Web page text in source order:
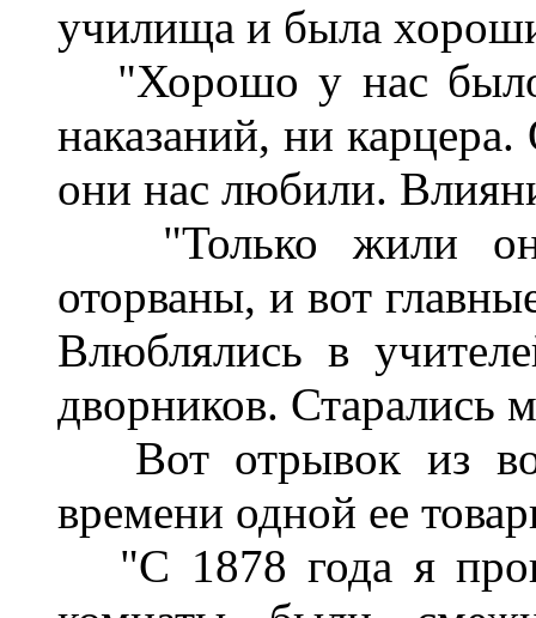
училища и была
"Хорошо у нас
наказаний, ни
они нас любили.
"Только жили
оторваны, и вот
Влюблялись в
дворников. Старались
Вот отрывок из
времени одной ее
"С 1878 года я